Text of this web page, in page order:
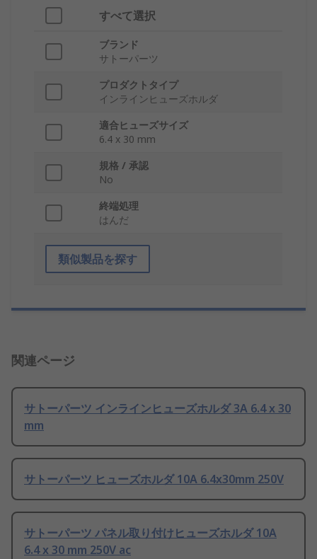
すべて選択
ブランド
サトーパーツ
プロダクトタイプ
インラインヒューズホルダ
適合ヒューズサイズ
6.4 x 30 mm
規格 / 承認
No
終端処理
はんだ
類似製品を探す
関連ページ
サトーパーツ インラインヒューズホルダ 3A 6.4 x 30
mm
サトーパーツ ヒューズホルダ 10A 6.4x30mm 250V
サトーパーツ パネル取り付けヒューズホルダ 10A
6.4 x 30 mm 250V ac